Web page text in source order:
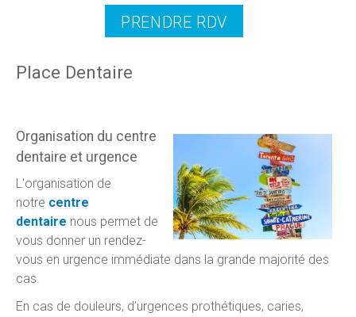
PRENDRE RDV
Place Dentaire
Organisation du centre
dentaire et urgence
L'organisation de
notre centre
dentaire nous permet de
vous donner un rendez-
vous en urgence immédiate dans la grande majorité des
cas.
En cas de douleurs, d’urgences prothétiques, caries,